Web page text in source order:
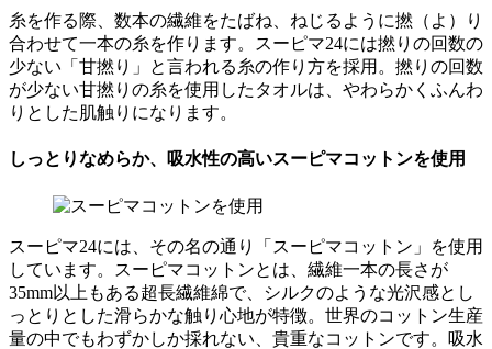
糸を作る際、数本の繊維をたばね、ねじるように撚（よ）り
合わせて一本の糸を作ります。スーピマ24には撚りの回数の
少ない「甘撚り」と言われる糸の作り方を採用。撚りの回数
が少ない甘撚りの糸を使用したタオルは、やわらかくふんわ
りとした肌触りになります。
しっとりなめらか、吸水性の高いスーピマコットンを使用
スーピマ24には、その名の通り「スーピマコットン」を使用
しています。スーピマコットンとは、繊維一本の長さが
35mm以上もある超長繊維綿で、シルクのような光沢感とし
っとりとした滑らかな触り心地が特徴。世界のコットン生産
量の中でもわずかしか採れない、貴重なコットンです。吸水